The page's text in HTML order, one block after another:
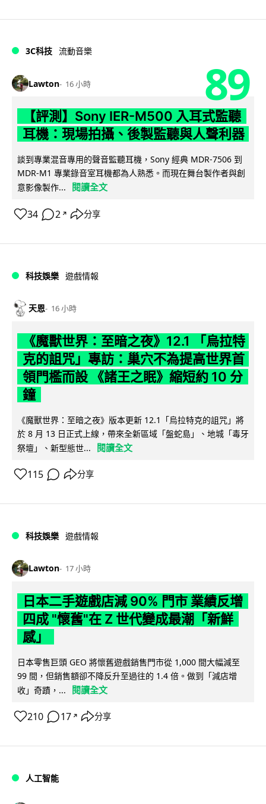
3C科技 流動音樂
Lawton 16 小時 89
【評測】Sony IER-M500 入耳式監聽
耳機：現場拍攝、後製監聽與人聲利器
談到專業混音專用的聲音監聽耳機，Sony 經典 MDR-7506 到
MDR-M1 專業錄音室耳機都為人熟悉。而現在舞台製作者與創
意影像製作...
閱讀全文
34 2 ↗ 分享
科技娛樂 遊戲情報
天恩 16 小時
《魔獸世界：至暗之夜》12.1 「烏拉特
克的詛咒」專訪：巢穴不為提高世界首
領門檻而設 《諸王之眠》縮短約 10 分
鐘
《魔獸世界：至暗之夜》版本更新 12.1「烏拉特克的詛咒」將
於 8 月 13 日正式上線，帶來全新區域「盤蛇島」、地城「毒牙
祭壇」、新型態世...
閱讀全文
115 分享
科技娛樂 遊戲情報
Lawton 17 小時
日本二手遊戲店減 90% 門市 業績反增
四成 "懷舊"在 Z 世代變成最潮「新鮮
感」
日本零售巨頭 GEO 將懷舊遊戲銷售門市從 1,000 間大幅減至
99 間，但銷售額卻不降反升至過往的 1.4 倍。做到「減店增
收」奇蹟，...
閱讀全文
210 17 ↗ 分享
人工智能